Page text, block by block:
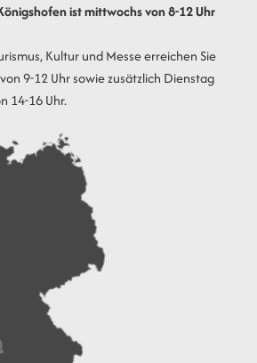
ist mittwochs von 8-12 Uhr
Kultur und Messe erreichen Sie
9-12 Uhr sowie zusätzlich Dienstag
14-16 Uhr.